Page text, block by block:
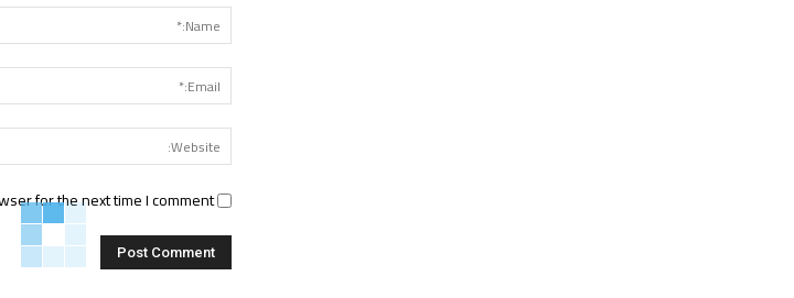
for the next time I comment.